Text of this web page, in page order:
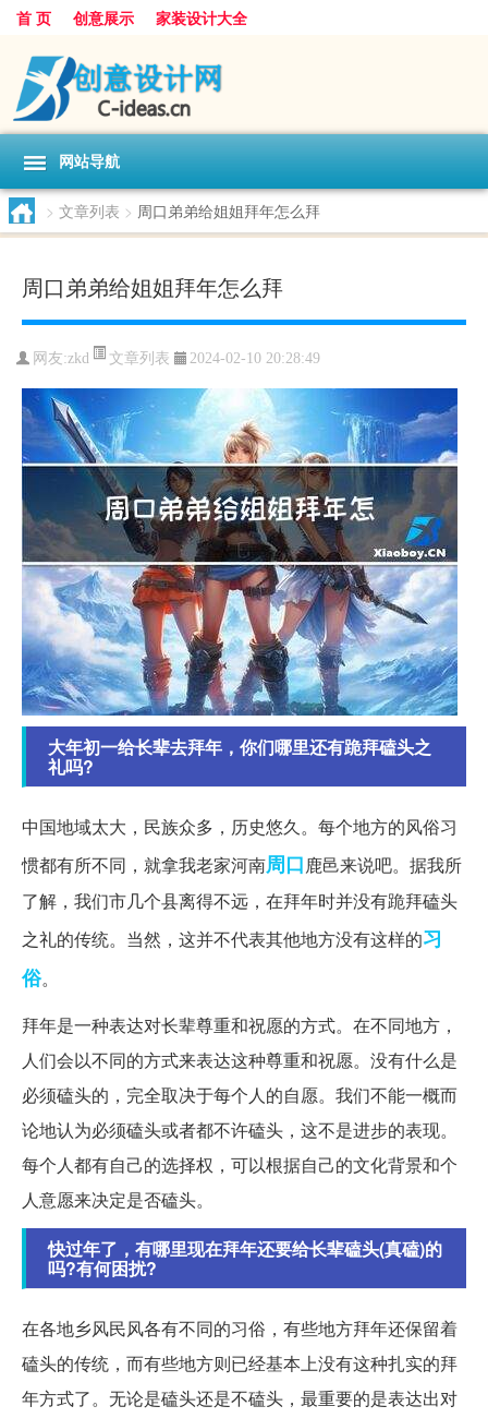
首 页 创意展示 家装设计大全
网站导航
> 文章列表 > 周口弟弟给姐姐拜年怎么拜
周口弟弟给姐姐拜年怎么拜
网友:zkd 文章列表 2024-02-10 20:28:49
大年初一给长辈去拜年，你们哪里还有跪拜磕头之
礼吗?
中国地域太大，民族众多，历史悠久。每个地方的风俗习
惯都有所不同，就拿我老家河南周口鹿邑来说吧。据我所
了解，我们市几个县离得不远，在拜年时并没有跪拜磕头
之礼的传统。当然，这并不代表其他地方没有这样的习
俗。
拜年是一种表达对长辈尊重和祝愿的方式。在不同地方，
人们会以不同的方式来表达这种尊重和祝愿。没有什么是
必须磕头的，完全取决于每个人的自愿。我们不能一概而
论地认为必须磕头或者都不许磕头，这不是进步的表现。
每个人都有自己的选择权，可以根据自己的文化背景和个
人意愿来决定是否磕头。
快过年了，有哪里现在拜年还要给长辈磕头(真磕)的
吗?有何困扰?
在各地乡风民风各有不同的习俗，有些地方拜年还保留着
磕头的传统，而有些地方则已经基本上没有这种扎实的拜
年方式了。无论是磕头还是不磕头，最重要的是表达出对